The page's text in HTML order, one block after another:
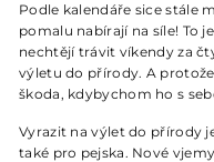
Podle kalendáře sice stále
pomalu nabírají na síle! To
nechtějí trávit víkendy za
výletu do přírody. A
škoda, kdybychom ho s
Vyrazit na výlet do přírody
také pro pejska. Nové